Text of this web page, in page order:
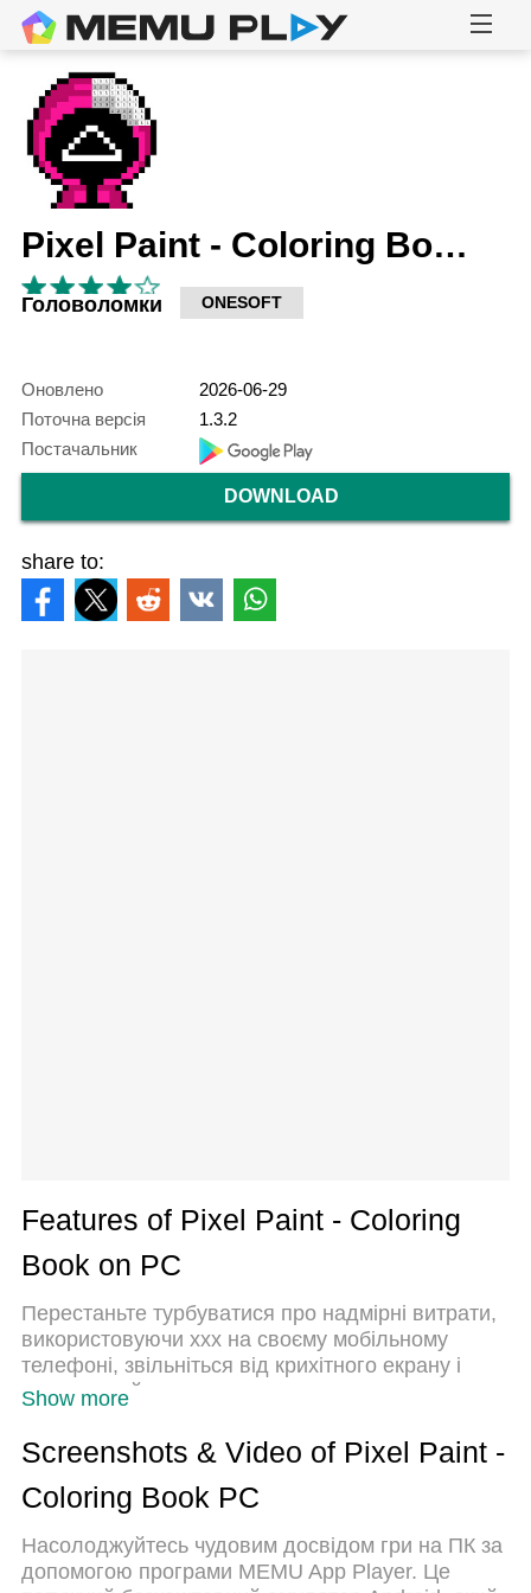
Pixel Paint - Coloring Book
Головоломки ONESOFT
Оновлено
2026-06-29
Поточна версія
1.3.2
Постачальник
DOWNLOAD
share to:
Features of Pixel Paint - Coloring
Book on PC
Перестаньте турбуватися про надмірні витрати,
використовуючи ххх на своєму мобільному
телефоні, звільніться від крихітного екрану і
насолоджуйтеся використанням програми на
повний екран свого додатка за допомогою
клавіатури та миші. MEmu пропонує вам усі
дивовижні функції, які ви очікували: швидка
зрозумілі елементи керування, більше обмежень
від акумулятора, мобільних даних та тривожних
Show more
Screenshots & Video of Pixel Paint -
Coloring Book PC
Насолоджуйтесь чудовим досвідом гри на ПК за
допомогою програми MEMU App Player. Це